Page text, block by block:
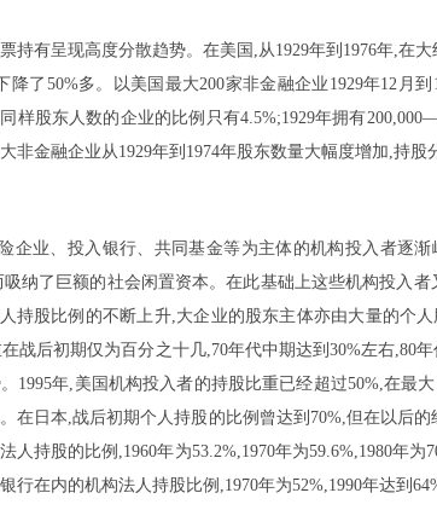
有呈现高度分散趋势。在美国,从1929年到1976年,在
50%多。以美国最大200家非金融企业1929年12月到
样股东人数的企业的比例只有4.5%;1929年拥有
金融企业从1929年到1974年股东数量大幅度增加,持股
业、投入银行、共同基金等为主体的机构投入者逐
纳了巨额的社会闲置资本。在此基础上这些机构投入
持股比例的不断上升,大企业的股东主体亦由大量的个
后初期仅为百分之十几,70年代中期达到30%左右,80
年,美国机构投入者的持股比重已经超过50%,在最
在日本,战后初期个人持股的比例曾达到70%,但在以后
持股的比例,1960年为53.2%,1970年为59.6%,1980年为
在内的机构法人持股比例,1970年为52%,1990年达到